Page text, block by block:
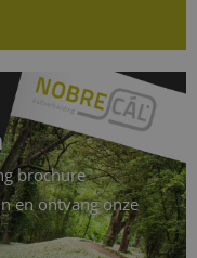
brochure
en ontvang onze